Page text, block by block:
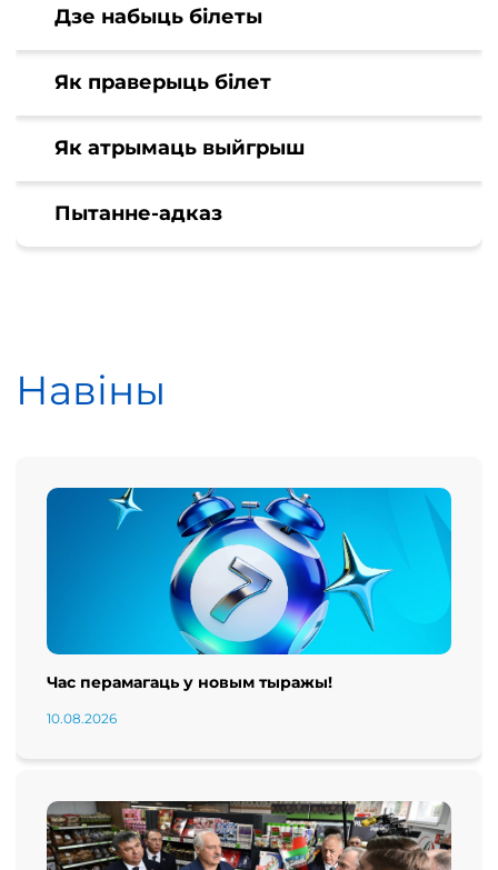
Дзе набыць білеты
Як праверыць білет
Як атрымаць выйгрыш
Пытанне-адказ
Навіны
Час перамагаць у новым тыражы!
10.08.2026